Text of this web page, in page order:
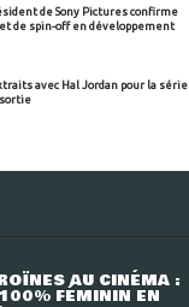
de Sony Pictures confirme
de spin-off en développement
avec Hal Jordan pour la série
sortie
AU CINÉMA :
FÉMININ EN